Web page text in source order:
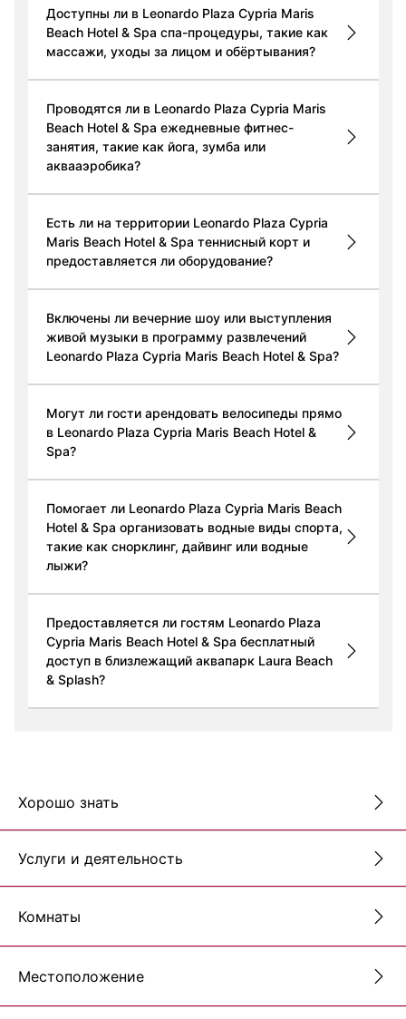
Доступны ли в Leonardo Plaza Cypria Maris
Beach Hotel & Spa спа-процедуры, такие как
массажи, уходы за лицом и обёртывания?
Проводятся ли в Leonardo Plaza Cypria Maris
Beach Hotel & Spa ежедневные фитнес-
занятия, такие как йога, зумба или
аквааэробика?
Есть ли на территории Leonardo Plaza Cypria
Maris Beach Hotel & Spa теннисный корт и
предоставляется ли оборудование?
Включены ли вечерние шоу или выступления
живой музыки в программу развлечений
Leonardo Plaza Cypria Maris Beach Hotel & Spa?
Могут ли гости арендовать велосипеды прямо
в Leonardo Plaza Cypria Maris Beach Hotel &
Spa?
Помогает ли Leonardo Plaza Cypria Maris Beach
Hotel & Spa организовать водные виды спорта,
такие как снорклинг, дайвинг или водные
лыжи?
Предоставляется ли гостям Leonardo Plaza
Cypria Maris Beach Hotel & Spa бесплатный
доступ в близлежащий аквапарк Laura Beach
& Splash?
Хорошо знать
Услуги и деятельность
Комнаты
Местоположение